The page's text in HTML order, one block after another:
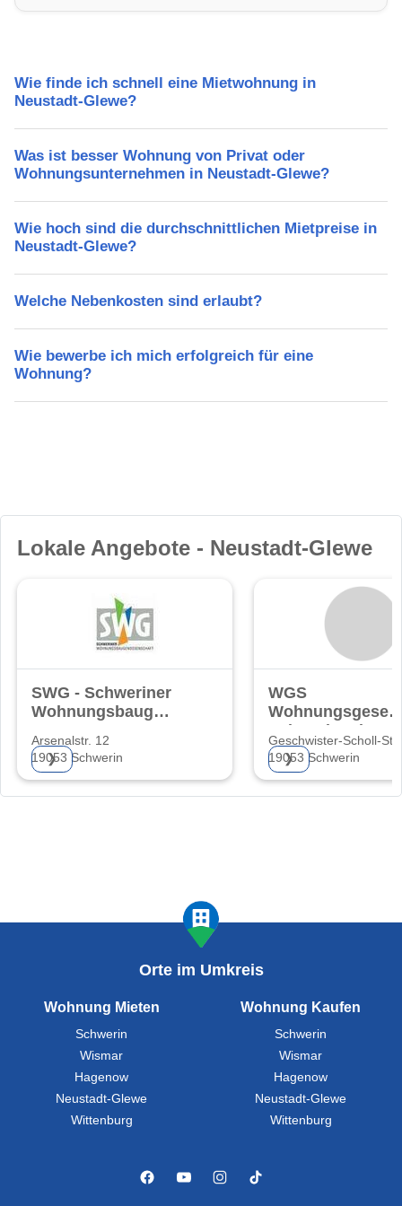
Wie finde ich schnell eine Mietwohnung in
Neustadt-Glewe?
Was ist besser Wohnung von Privat oder
Wohnungsunternehmen in Neustadt-Glewe?
Wie hoch sind die durchschnittlichen Mietpreise in
Neustadt-Glewe?
Welche Nebenkosten sind erlaubt?
Wie bewerbe ich mich erfolgreich für eine
Wohnung?
Lokale Angebote - Neustadt-Glewe
SWG - Schweriner
Wohnungsbaugenossenschaft
Arsenalstr. 12
19053 Schwerin
❯
WGS
Schwerin mbH
Geschwister-Scholl-
19053 Schwerin
❯
Orte im Umkreis
Wohnung Mieten
Schwerin
Wismar
Hagenow
Neustadt-Glewe
Wittenburg
Wohnung Kaufen
Schwerin
Wismar
Hagenow
Neustadt-Glewe
Wittenburg